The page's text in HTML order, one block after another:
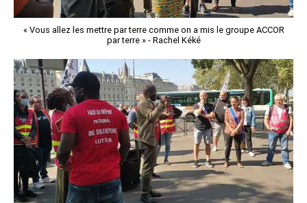
« Vous allez les mettre par terre comme on a mis le groupe ACCOR
par terre » - Rachel Kéké